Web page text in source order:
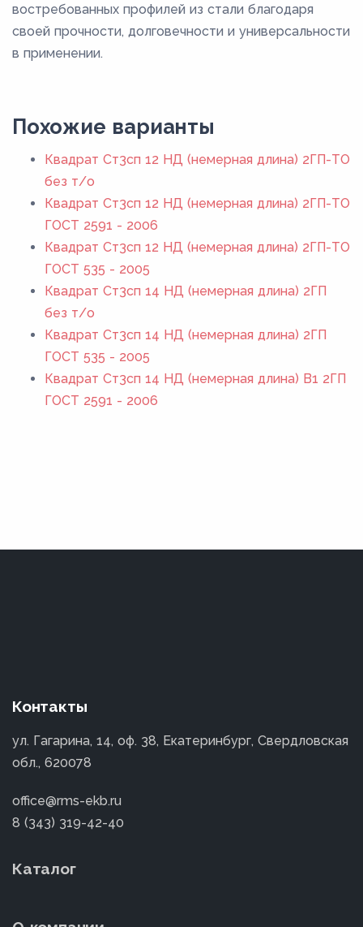
востребованных профилей из стали благодаря
своей прочности, долговечности и универсальности
в применении.
Похожие варианты
Квадрат Ст3сп 12 НД (немерная длина) 2ГП-ТО
без т/о
Квадрат Ст3сп 12 НД (немерная длина) 2ГП-ТО
ГОСТ 2591 - 2006
Квадрат Ст3сп 12 НД (немерная длина) 2ГП-ТО
ГОСТ 535 - 2005
Квадрат Ст3сп 14 НД (немерная длина) 2ГП
без т/о
Квадрат Ст3сп 14 НД (немерная длина) 2ГП
ГОСТ 535 - 2005
Квадрат Ст3сп 14 НД (немерная длина) В1 2ГП
ГОСТ 2591 - 2006
Контакты
ул. Гагарина, 14, оф. 38, Екатеринбург, Свердловская
обл., 620078
office@rms-ekb.ru
8 (343) 319-42-40
Каталог